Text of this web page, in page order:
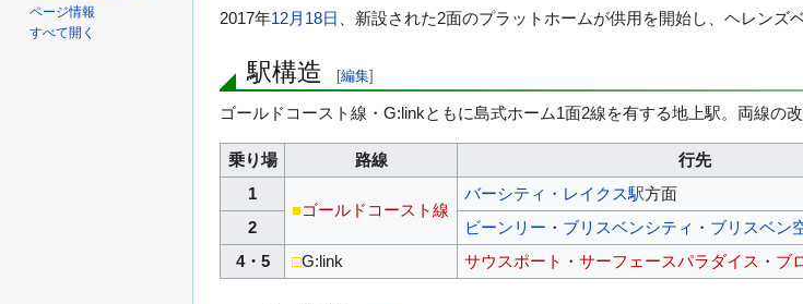
2017年12月18日 、新設された2面のプラットホームが供用を開始し、ヘレンズ
駅構造 [編集]
ゴールドコースト線・G:linkともに島式ホーム1面2線を有する地上駅。両線の
乗り場 路線
行先
1
■ゴールドコースト線
バーシティ・レイクス駅方面
2
ビーンリー ・ ブリスベンシティ ・ ブリスベン
4・5
□G:link サウスポート ・サーフェースパラダイス ・ ブ
ページ情報
すべて開く